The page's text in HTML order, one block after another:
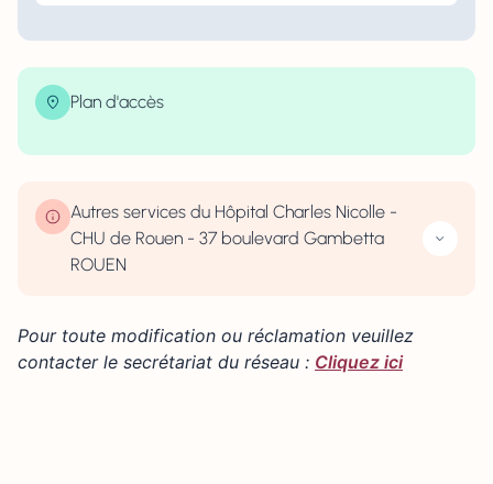
Plan d'accès
×
−Autres services du Hôpital Charles Nicolle -
CHU de Rouen - 37 boulevard Gambetta
ROUEN
Pour toute modification ou réclamation veuillez
contacter le secrétariat du réseau : Cliquez ici